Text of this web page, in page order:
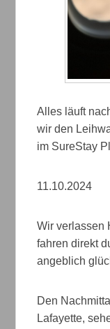
Alles läuft
wir den
im SureStay
11.10.2024
Wir verlassen
fahren direkt
angeblich
Den
Lafayette,